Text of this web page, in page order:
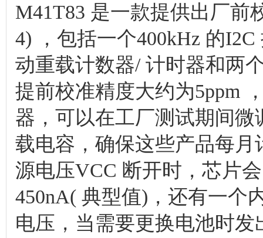
M41T83 是一款提供出厂前
4) ，包括一个400kHz 的
动重载计数器/ 计时器和两
提前校准精度大约为5ppm
器，可以在工厂测试期间微
载电容，确保这些产品每月
源电压VCC 断开时，芯片
450nA( 典型值)，还有一个
电压，当需要更换电池时